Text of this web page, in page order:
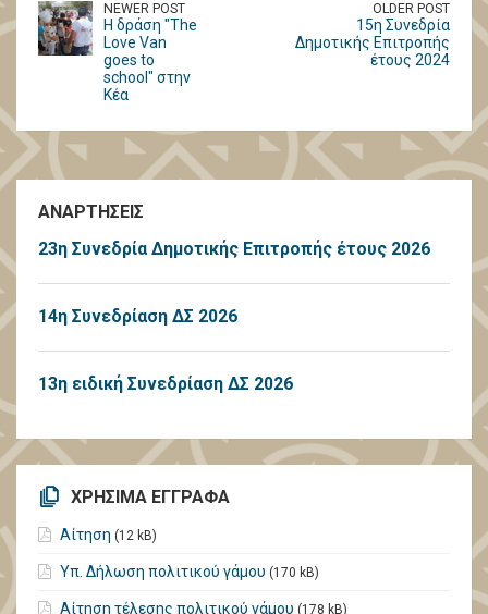
NEWER POST
Η δράση "The
Love Van
goes to
school" στην
Κέα
OLDER POST
15η Συνεδρία
Δημοτικής Επιτροπής
έτους 2024
ΑΝΑΡΤΗΣΕΙΣ
23η Συνεδρία Δημοτικής Επιτροπής έτους 2026
14η Συνεδρίαση ΔΣ 2026
13η ειδική Συνεδρίαση ΔΣ 2026
ΧΡΗΣΙΜΑ ΕΓΓΡΑΦΑ
Αίτηση (12 kB)
Υπ. Δήλωση πολιτικού γάμου (170 kB)
Αίτηση τέλεσης πολιτικού γάμου (178 kB)